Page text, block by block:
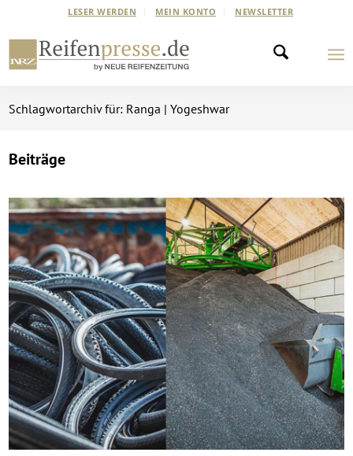
LESER WERDEN MEIN KONTO NEWSLETTER
Schlagwortarchiv für: Ranga | Yogeshwar
Beiträge